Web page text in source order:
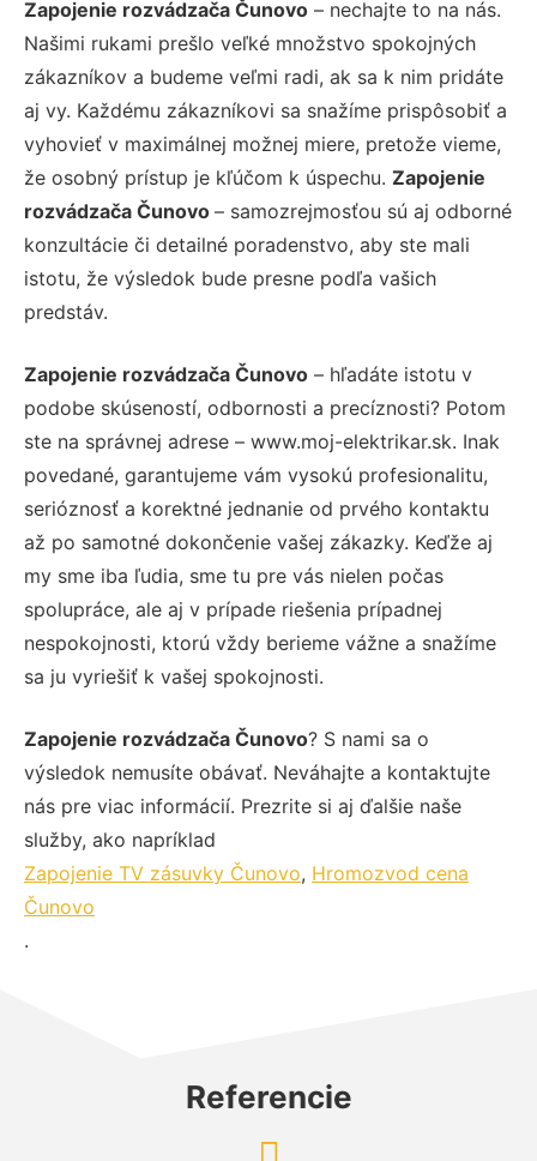
Zapojenie rozvádzača Čunovo – nechajte to na nás.
Našimi rukami prešlo veľké množstvo spokojných
zákazníkov a budeme veľmi radi, ak sa k nim pridáte
aj vy. Každému zákazníkovi sa snažíme prispôsobiť a
vyhovieť v maximálnej možnej miere, pretože vieme,
že osobný prístup je kľúčom k úspechu. Zapojenie
rozvádzača Čunovo – samozrejmosťou sú aj odborné
konzultácie či detailné poradenstvo, aby ste mali
istotu, že výsledok bude presne podľa vašich
predstáv.
Zapojenie rozvádzača Čunovo – hľadáte istotu v
podobe skúseností, odbornosti a precíznosti? Potom
ste na správnej adrese – www.moj-elektrikar.sk. Inak
povedané, garantujeme vám vysokú profesionalitu,
serióznosť a korektné jednanie od prvého kontaktu
až po samotné dokončenie vašej zákazky. Keďže aj
my sme iba ľudia, sme tu pre vás nielen počas
spolupráce, ale aj v prípade riešenia prípadnej
nespokojnosti, ktorú vždy berieme vážne a snažíme
sa ju vyriešiť k vašej spokojnosti.
Zapojenie rozvádzača Čunovo? S nami sa o
výsledok nemusíte obávať. Neváhajte a kontaktujte
nás pre viac informácií. Prezrite si aj ďalšie naše
služby, ako napríklad
Zapojenie TV zásuvky Čunovo, Hromozvod cena
Čunovo
.
Referencie